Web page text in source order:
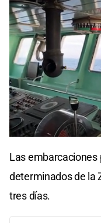
of
seconds
Las
determinados de la
tres días.